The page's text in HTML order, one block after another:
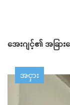
အေးဂျင့်၏ အခြား
အငှား